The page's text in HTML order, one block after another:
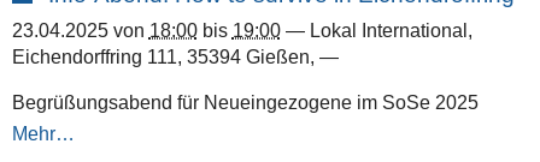
23.04.2025von 18:00bis 19:00 — Lokal International,
Eichendorffring 111, 35394 Gießen, —
Begrüßungsabend für Neueingezogene im SoSe 2025
Mehr…